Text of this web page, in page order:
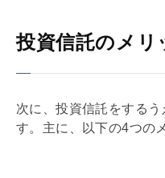
投資信託のメリ
次に、投資信託をする
す。主に、以下の4つの